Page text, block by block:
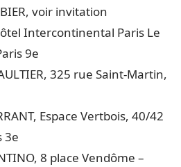
voir invitation
Intercontinental Paris Le
9e
325 rue Saint-Martin,
Espace Vertbois, 40/42
3e
8 place Vendôme –